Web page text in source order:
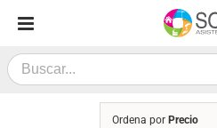
contenido
Search
for:
Ordena por Precio